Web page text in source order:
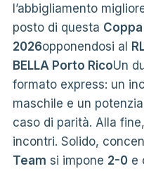
l’abbigliamento
posto di questa
2026opponendosi al
BELLA Porto RicoUn
formato express: un
maschile e un
caso di parità. Alla
incontri. Solido,
Team si impone 2-0e